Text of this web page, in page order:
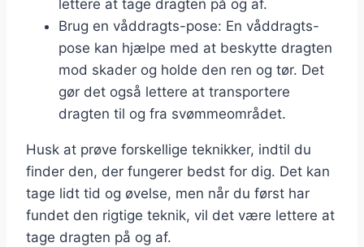
lettere at tage dragten på og af.
Brug en våddragts-pose: En våddragts-
pose kan hjælpe med at beskytte dragten
mod skader og holde den ren og tør. Det
gør det også lettere at transportere
dragten til og fra svømmeområdet.
Husk at prøve forskellige teknikker, indtil du
finder den, der fungerer bedst for dig. Det kan
tage lidt tid og øvelse, men når du først har
fundet den rigtige teknik, vil det være lettere at
tage dragten på og af.